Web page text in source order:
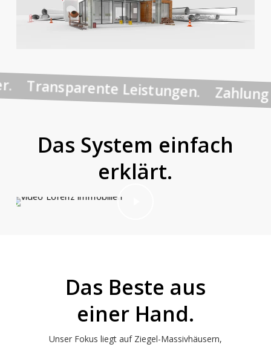
Transparente Leistungen.
Das System einfach
erklärt.
Play Video
Das Beste aus
einer Hand.
Unser Fokus liegt auf Ziegel-Massivhäusern,